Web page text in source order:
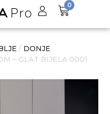
0
/ DONJE
– GLAT BIJELA 0001